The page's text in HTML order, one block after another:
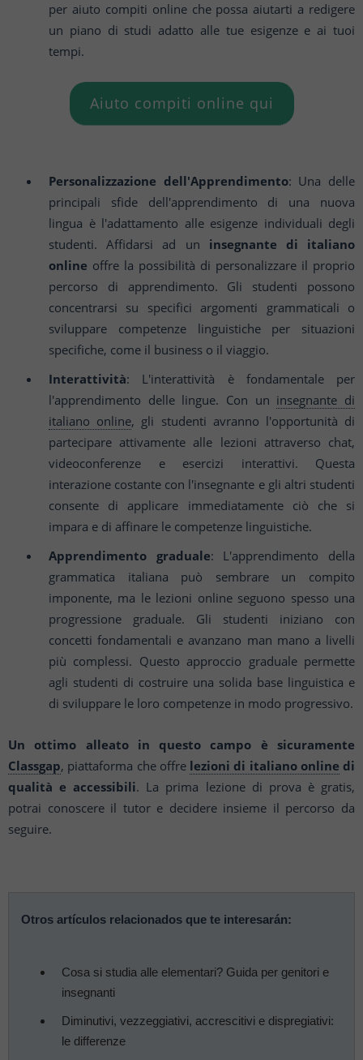
per aiuto compiti online che possa aiutarti a redigere
un piano di studi adatto alle tue esigenze e ai tuoi
tempi.
Aiuto compiti online qui
Personalizzazione dell'Apprendimento: Una delle
principali sfide dell'apprendimento di una nuova
lingua è l'adattamento alle esigenze individuali degli
studenti. Affidarsi ad un insegnante di italiano
online offre la possibilità di personalizzare il proprio
percorso di apprendimento. Gli studenti possono
concentrarsi su specifici argomenti grammaticali o
sviluppare competenze linguistiche per situazioni
specifiche, come il business o il viaggio.
Interattività: L'interattività è fondamentale per
l'apprendimento delle lingue. Con un insegnante di
italiano online, gli studenti avranno l'opportunità di
partecipare attivamente alle lezioni attraverso chat,
videoconferenze e esercizi interattivi. Questa
interazione costante con l'insegnante e gli altri studenti
consente di applicare immediatamente ciò che si
impara e di affinare le competenze linguistiche.
Apprendimento graduale: L'apprendimento della
grammatica italiana può sembrare un compito
imponente, ma le lezioni online seguono spesso una
progressione graduale. Gli studenti iniziano con
concetti fondamentali e avanzano man mano a livelli
più complessi. Questo approccio graduale permette
agli studenti di costruire una solida base linguistica e
di sviluppare le loro competenze in modo progressivo.
Un ottimo alleato in questo campo è sicuramente
Classgap, piattaforma che offre lezioni di italiano online di
qualità e accessibili. La prima lezione di prova è gratis,
potrai conoscere il tutor e decidere insieme il percorso da
seguire.
Otros artículos relacionados que te interesarán:
Cosa si studia alle elementari? Guida per genitori e
insegnanti
Diminutivi, vezzeggiativi, accrescitivi e dispregiativi:
le differenze